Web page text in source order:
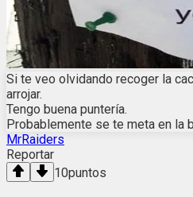
Si te veo olvidando recoger la
arrojar.
Tengo buena puntería.
Probablemente se te meta en la
MrRaiders
Reportar
10puntos